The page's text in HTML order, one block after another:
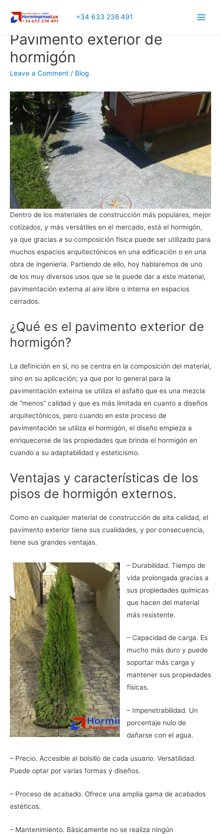
+34 633 238 491
Pavimento exterior de
hormigón
Leave a Comment / Blog
Dentro de los materiales de construcción más populares, mejor
cotizados, y más versátiles en el mercado, está el hormigón,
ya que gracias a su composición física puede ser utilizado para
muchos espacios arquitectónicos en una edificación o en una
obra de ingeniería. Partiendo de ello, hoy hablaremos de uno
de los muy diversos usos que se le puede dar a este material,
pavimentación externa al aire libre o interna en espacios
cerrados.
¿Qué es el pavimento exterior de
hormigón?
La definición en sí, no se centra en la composición del material,
sino en su aplicación; ya que por lo general para la
pavimentación externa se utiliza el asfalto que es una mezcla
de “menos” calidad y que es más limitada en cuanto a diseños
arquitectónicos, pero cuando en este proceso de
pavimentación se utiliza el hormigón, el diseño empieza a
enriquecerse de las propiedades que brinda el hormigón en
cuando a su adaptabilidad y esteticismo.
Ventajas y características de los
pisos de hormigón externos.
Como en cualquier material de construcción de alta calidad, el
pavimento exterior tiene sus cualidades, y por consecuencia,
tiene sus grandes ventajas.
– Durabilidad. Tiempo de
vida prolongada gracias a
sus propiedades químicas
que hacen del material
más resistente.
– Capacidad de carga. Es
mucho más duro y puede
soportar más carga y
mantener sus propiedades
físicas.
– Impenetrabilidad. Un
porcentaje nulo de
dañarse con el agua.
– Precio. Accesible al bolsillo de cada usuario. Versatilidad.
Puede optar por varias formas y diseños.
– Proceso de acabado. Ofrece una amplia gama de acabados
estéticos.
– Mantenimiento. Básicamente no se realiza ningún